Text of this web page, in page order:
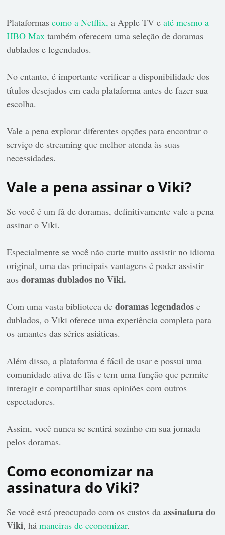
Plataformascomo a Netflix, a Apple TV eaté mesmo a
HBO Max também oferecem uma seleção de doramas
dublados e legendados.
No entanto, é importante verificar a disponibilidade dos
títulos desejados em cada plataforma antes de fazer sua
escolha.
Vale a pena explorar diferentes opções para encontrar o
serviço de streaming que melhor atenda às suas
necessidades.
Vale a pena assinar o Viki?
Se você é um fã de doramas, definitivamente vale a pena
assinar o Viki.
Especialmente se você não curte muito assistir no idioma
original, uma das principais vantagens é poder assistir
aosdoramas dublados no Viki.
Com uma vasta biblioteca dedoramas legendados e
dublados, o Viki oferece uma experiência completa para
os amantes das séries asiáticas.
Além disso, a plataforma é fácil de usar e possui uma
comunidade ativa de fãs e tem uma função que permite
interagir e compartilhar suas opiniões com outros
espectadores.
Assim, você nunca se sentirá sozinho em sua jornada
pelos doramas.
Como economizar na
assinatura do Viki?
Se você está preocupado com os custos daassinatura do
Viki, hámaneiras de economizar.